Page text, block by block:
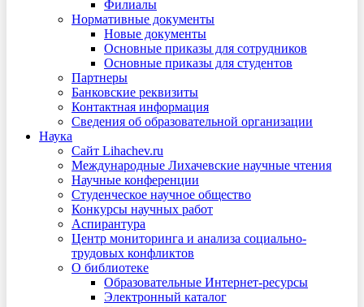
Филиалы
Нормативные документы
Новые документы
Основные приказы для сотрудников
Основные приказы для студентов
Партнеры
Банковские реквизиты
Контактная информация
Сведения об образовательной организации
Наука
Сайт Lihachev.ru
Международные Лихачевские научные чтения
Научные конференции
Студенческое научное общество
Конкурсы научных работ
Аспирантура
Центр мониторинга и анализа социально-
трудовых конфликтов
О библиотеке
Образовательные Интернет-ресурсы
Электронный каталог